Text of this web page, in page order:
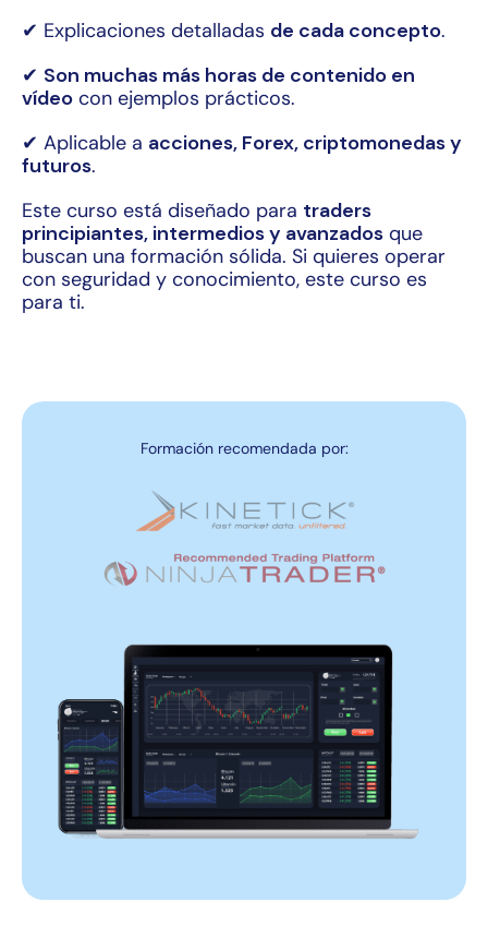
✔ Explicaciones detalladas de cada concepto.
✔ Son muchas más horas de contenido en
vídeo con ejemplos prácticos.
✔ Aplicable a acciones, Forex, criptomonedas y
futuros.
Este curso está diseñado para traders
principiantes, intermedios y avanzados que
buscan una formación sólida. Si quieres operar
con seguridad y conocimiento, este curso es
para ti.
Formación recomendada por: